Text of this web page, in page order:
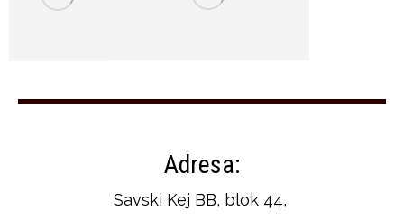
Adresa:
Savski Kej BB, blok 44,